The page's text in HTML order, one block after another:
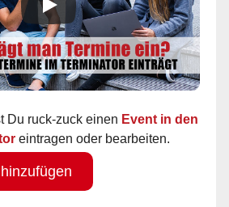
Du ruck-zuck einen Event in den
eintragen oder bearbeiten.